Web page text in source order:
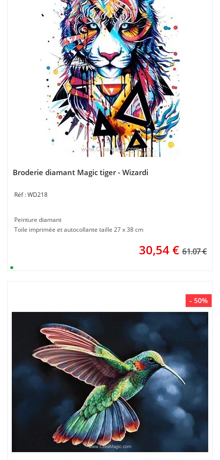
Broderie diamant Magic tiger - Wizardi
WD218
Peinture diamant
Toile imprimée et autocollante taille 27 x 38 cm
30,54€ 61.07 €
- 50%